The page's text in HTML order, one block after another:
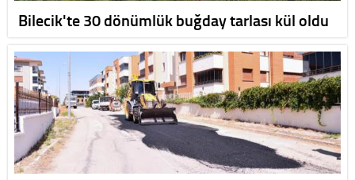
Bilecik'te 30 dönümlük buğday tarlası kül oldu